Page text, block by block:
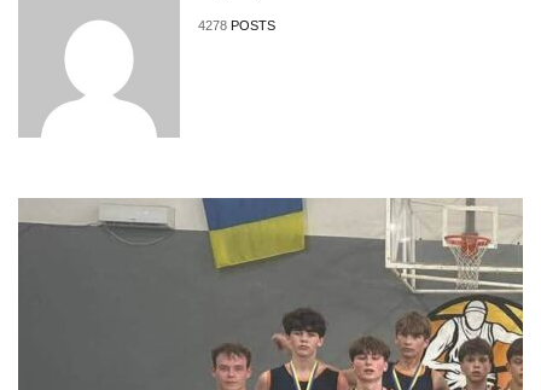
4278 POSTS